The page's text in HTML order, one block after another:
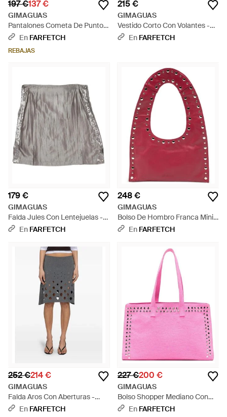
197 €137 €
GIMAGUAS
Pantalones Cometa De Punto -
GrisEn FARFETCH
REBAJAS
215 €
GIMAGUAS
Vestido Corto Con Volantes -
GrisEn FARFETCH
179 €
GIMAGUAS
Falda Jules Con Lentejuelas -
GrisEn FARFETCH
248 €
GIMAGUAS
Bolso De Hombro Franca Mini
Con Apliques - Rojo
En FARFETCH
252 €214 €
GIMAGUAS
Falda Aros Con Aberturas -
Negro
En FARFETCH
227 €200 €
GIMAGUAS
Bolso Shopper Mediano Con
Apliques - Rosa
En FARFETCH